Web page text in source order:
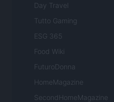
Day Travel
Tutto Gaming
ESG 365
Food Wiki
FuturoDonna
HomeMagazine
SecondHomeMagazine